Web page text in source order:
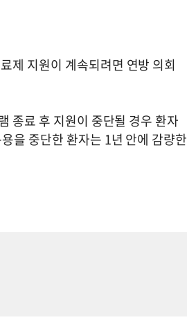
제 지원이 계속되려면 연방 의회
종료 후 지원이 중단될 경우 환자
을 중단한 환자는 1년 안에 감량한